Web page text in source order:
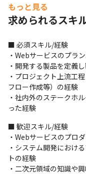
デジタル同⼈作品のCG
イスなどさまざまなジャ
・有料PCゲームサービ
PCゲームのダウンロ
ゲームがプレイできる
ます。
■ この仕事の魅力、面
・業界最大クラス/大規
運用フェーズまで一気通
もっと見る
求められるスキ
■ 必須スキル/経験
・Webサービスのプラ
・開発する製品を定義
・プロジェクト上流工
フロー作成等）の経験
・社内外のステークホ
った経験
■ 歓迎スキル/経験
・Webサービスのプロ
・システム開発におけ
トの経験
・二次元領域の知識や